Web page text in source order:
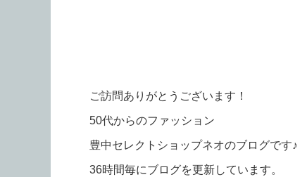
ご訪問ありがとうございます！
50代からのファッション
豊中セレクトショップネオのブログです♪
36時間毎にブログを更新しています。